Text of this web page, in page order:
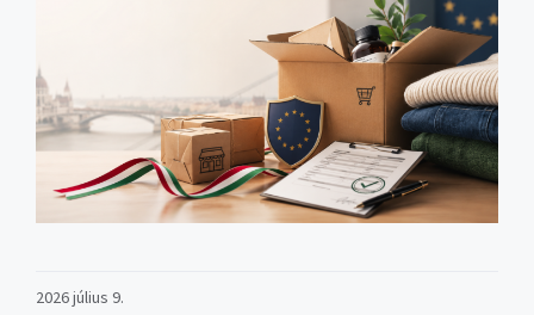
2026 július 9.